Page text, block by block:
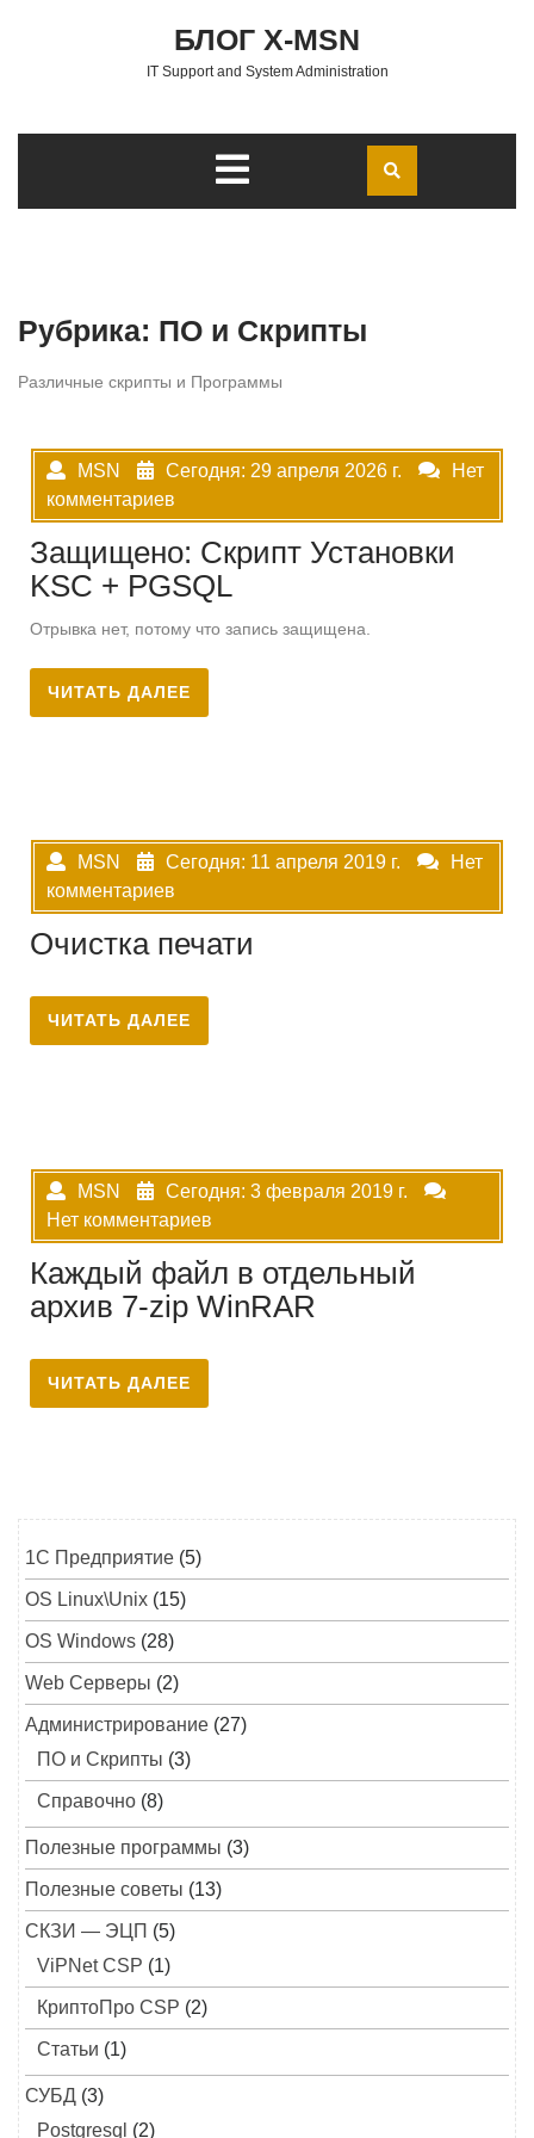
БЛОГ X-MSN
IT Support and System Administration
Открыть
Рубрика: ПО и Скрипты
Различные скрипты и Программы
MSN Сегодня: 29 апреля 2026 г.
Нет
комментариев
Защищено: Скрипт Установки
KSC + PGSQL
Отрывка нет, потому что запись защищена.
ЧИТАТЬ ДАЛЕЕ
MSN Сегодня: 11 апреля 2019 г.
Нет
комментариев
Очистка печати
ЧИТАТЬ ДАЛЕЕ
MSN
Сегодня: 3 февраля 2019 г.
Нет комментариев
Каждый файл в отдельный
архив 7-zip WinRAR
ЧИТАТЬ ДАЛЕЕ
1C Предприятие (5)
OS Linux\Unix (15)
OS Windows (28)
Web Серверы (2)
Администрирование (27)
ПО и Скрипты (3)
Справочно (8)
Полезные программы (3)
Полезные советы (13)
СКЗИ — ЭЦП (5)
ViPNet CSP (1)
КриптоПро CSP (2)
Статьи (1)
СУБД (3)
Postgresql (2)